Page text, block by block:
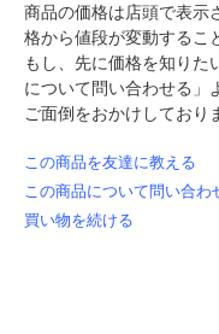
商品の価格は店頭で表示
格から値段が変動するこ
もし、先に価格を知りた
について問い合わせる」
ご面倒をおかけしており
この商品を友達に教える
この商品について問い合わ
買い物を続ける